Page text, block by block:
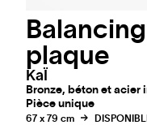
plaque
KaÏ
Bronze, béton et
Pièce unique
67 x 79 cm